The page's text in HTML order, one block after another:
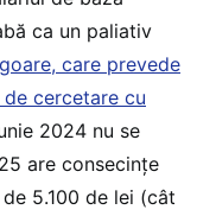
ca un paliativ
care prevede
cercetare cu
2024 nu se
are consecințe
5.100 de lei (cât